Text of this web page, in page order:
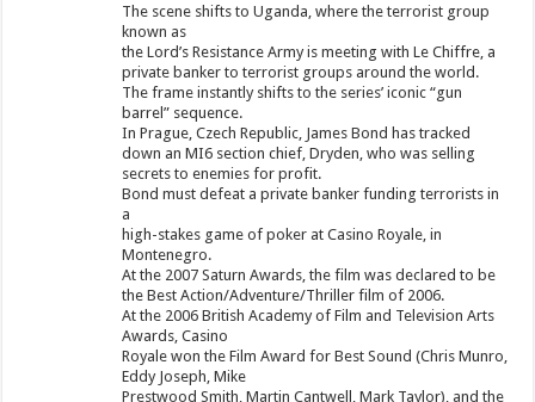
The scene shifts to Uganda, where the terrorist group
known as
the Lord’s Resistance Army is meeting with Le Chiffre, a
private banker to terrorist groups around the world.
The frame instantly shifts to the series’ iconic “gun
barrel” sequence.
In Prague, Czech Republic, James Bond has tracked
down an MI6 section chief, Dryden, who was selling
secrets to enemies for profit.
Bond must defeat a private banker funding terrorists in
a
high-stakes game of poker at Casino Royale, in
Montenegro.
At the 2007 Saturn Awards, the film was declared to be
the Best Action/Adventure/Thriller film of 2006.
At the 2006 British Academy of Film and Television Arts
Awards, Casino
Royale won the Film Award for Best Sound (Chris Munro,
Eddy Joseph, Mike
Prestwood Smith, Martin Cantwell, Mark Taylor), and the